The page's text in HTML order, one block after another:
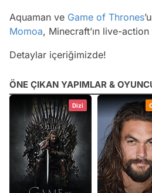
Aquaman ve Game of Thrones
Momoa, Minecraft’ın live-
Detaylar içeriğimizde!
ÖNE ÇIKAN YAPIMLAR &
Dizi